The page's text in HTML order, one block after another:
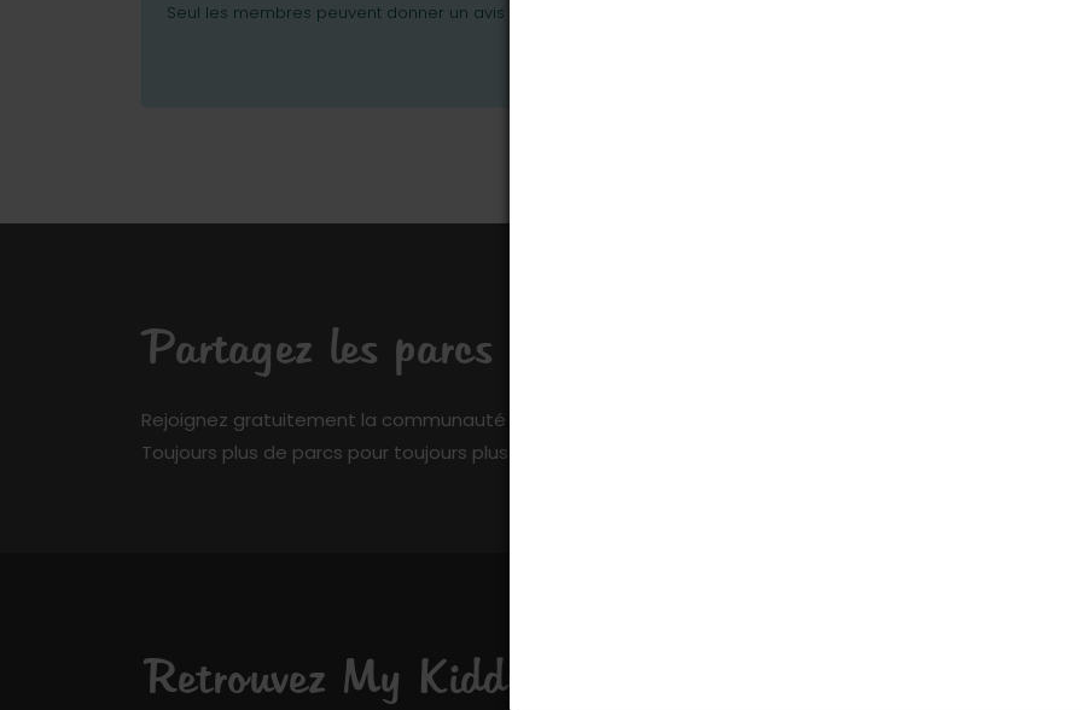
Seul les membres peuvent donner un avis ou poser des questions.
Partagez les parcs que vous connaissez
Rejoignez gratuitement la communauté de My Kiddy Park et ajoutez votre pierre à l’édifice !
Toujours plus de parcs pour toujours plus de fun !
Retrouvez My Kiddy Park sur les réseaux sociaux !